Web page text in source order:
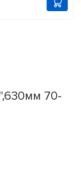
70-